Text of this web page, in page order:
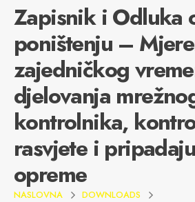
Zapisnik i Odluka
poništenju –
zajedničkog
djelovanja
kontrolnika,
rasvjete i
opreme
NASLOVNA
DOWNLOADS